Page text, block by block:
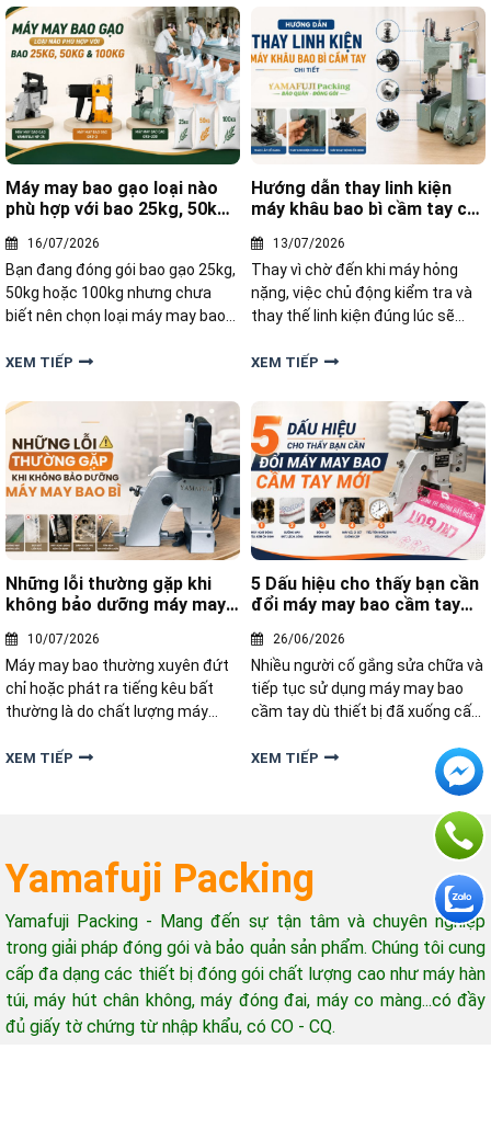
sản xuất.
Máy may bao gạo loại nào
phù hợp với bao 25kg, 50kg
16/07/2026
Bạn đang đóng gói bao gạo 25kg,
50kg hoặc 100kg nhưng chưa
biết nên chọn loại máy may bao
chắc chắn, vừa đáp ứng năng
tôi sẽ giúp bạn tìm hiểu những
dòng máy may bao gạo phù hợp
XEM TIẾP
Hướng dẫn thay linh kiện
máy khâu bao bì cầm tay chi
13/07/2026
Thay vì chờ đến khi máy hỏng
nặng, việc chủ động kiểm tra và
thay thế linh kiện đúng lúc sẽ
quả. Bài viết này, Yamafuji sẽ
khâu bao bì cầm tay chi tiết, dễ
thực hiện ngay tại nhà
XEM TIẾP
Những lỗi thường gặp khi
không bảo dưỡng máy may
10/07/2026
Máy may bao thường xuyên đứt
chỉ hoặc phát ra tiếng kêu bất
thường là do chất lượng máy
nhiều người đang vô tình bỏ qua?
XEM TIẾP
5 Dấu hiệu cho thấy bạn cần
đổi máy may bao cầm tay
26/06/2026
Nhiều người cố gắng sửa chữa và
tiếp tục sử dụng máy may bao
cầm tay dù thiết bị đã xuống cấp
để biết đã đến lúc nên thay thế
máy mới thay vì tiếp tục sửa
đang xuất hiện những dấu hiệu
XEM TIẾP
Yamafuji Packing
Yamafuji Packing - Mang đến sự tận tâm và chuyên nghiệp
trong giải pháp đóng gói và bảo quản sản phẩm. Chúng tôi cung
cấp đa dạng các thiết bị đóng gói chất lượng cao như máy hàn
túi, máy hút chân không, máy đóng đai, máy co màng...có đầy
đủ giấy tờ chứng từ nhập khẩu, có CO - CQ.